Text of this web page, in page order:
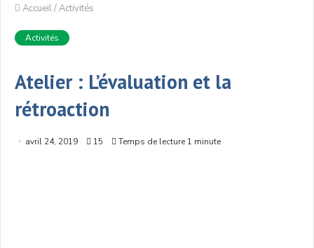
Accueil/Activités
Activités
Atelier : L’évaluation et la
rétroaction
avril 24, 2019 15 Temps de lecture 1 minute